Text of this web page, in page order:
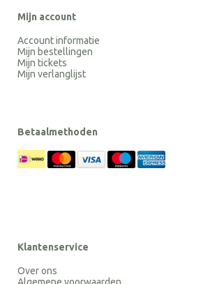
Mijn account
Account informatie
Mijn bestellingen
Mijn tickets
Mijn verlanglijst
Betaalmethoden
Klantenservice
Over ons